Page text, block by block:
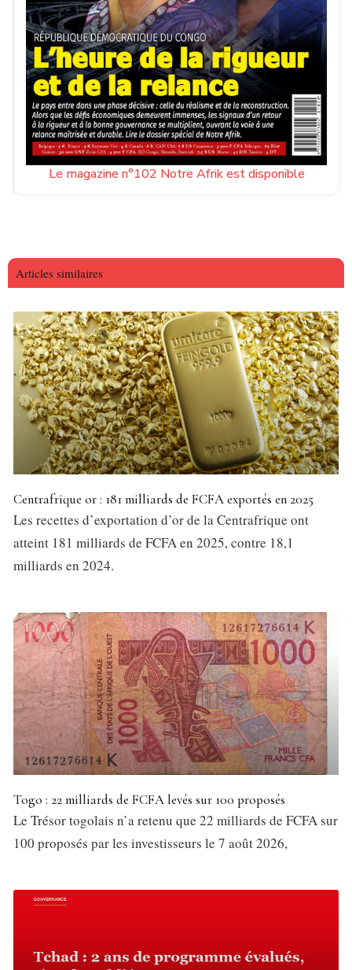
Le magazine n°102 Notre Afrik est disponible
Articles similaires
Centrafrique or : 181 milliards de FCFA exportés en 2025
Les recettes d’exportation d’or de la Centrafrique ont
atteint 181 milliards de FCFA en 2025, contre 18,1
milliards en 2024.
Togo : 22 milliards de FCFA levés sur 100 proposés
Le Trésor togolais n’a retenu que 22 milliards de FCFA sur
100 proposés par les investisseurs le 7 août 2026,